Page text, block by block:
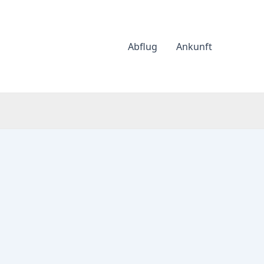
Abflug Ankunft